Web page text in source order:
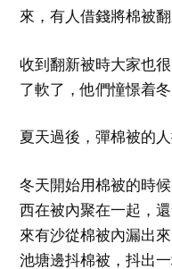
來，有人借錢將棉被
收到翻新被時大家也
了軟了，他們憧憬着冬
夏天過後，彈棉被的人
冬天開始用棉被的時
西在被內聚在一起，
來有沙從棉被內漏出
池塘邊抖棉被，抖出